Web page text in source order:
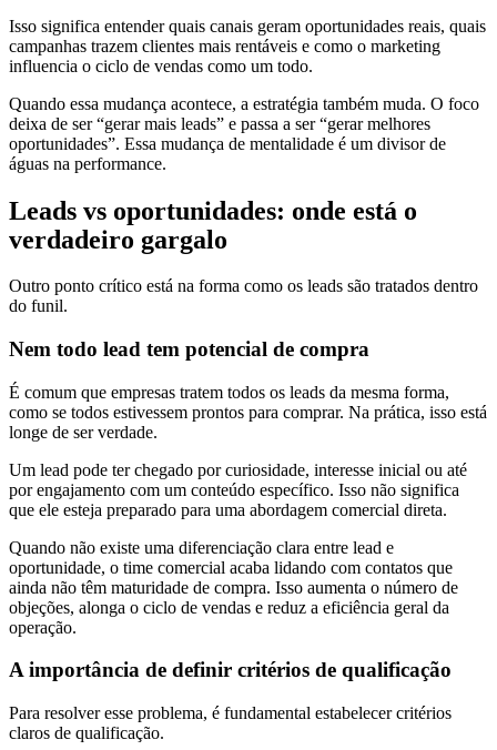
Isso significa entender quais canais geram oportunidades reais, quais
campanhas trazem clientes mais rentáveis e como o marketing
influencia o ciclo de vendas como um todo.
Quando essa mudança acontece, a estratégia também muda. O foco
deixa de ser “gerar mais leads” e passa a ser “gerar melhores
oportunidades”. Essa mudança de mentalidade é um divisor de
águas na performance.
Leads vs oportunidades: onde está o
verdadeiro gargalo
Outro ponto crítico está na forma como os leads são tratados dentro
do funil.
Nem todo lead tem potencial de compra
É comum que empresas tratem todos os leads da mesma forma,
como se todos estivessem prontos para comprar. Na prática, isso está
longe de ser verdade.
Um lead pode ter chegado por curiosidade, interesse inicial ou até
por engajamento com um conteúdo específico. Isso não significa
que ele esteja preparado para uma abordagem comercial direta.
Quando não existe uma diferenciação clara entre lead e
oportunidade, o time comercial acaba lidando com contatos que
ainda não têm maturidade de compra. Isso aumenta o número de
objeções, alonga o ciclo de vendas e reduz a eficiência geral da
operação.
A importância de definir critérios de qualificação
Para resolver esse problema, é fundamental estabelecer critérios
claros de qualificação.